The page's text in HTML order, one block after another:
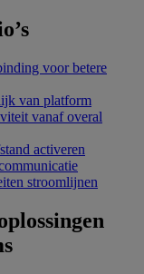
voor betere
van platform
vanaf overal
activeren
stroomlijnen